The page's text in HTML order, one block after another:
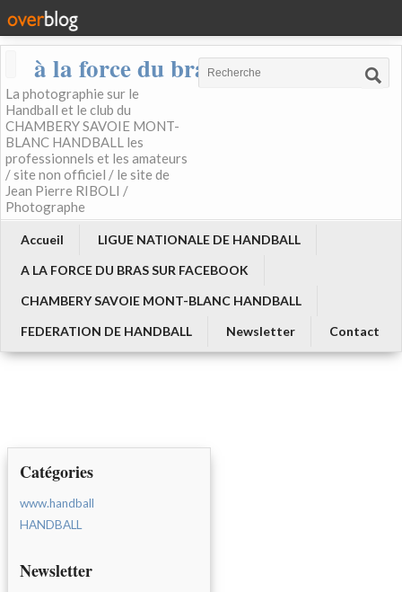
à la force du bras
La photographie sur le
Handball et le club du
CHAMBERY SAVOIE MONT-
BLANC HANDBALL les
professionnels et les amateurs
/ site non officiel / le site de
Jean Pierre RIBOLI /
Photographe
Accueil
LIGUE NATIONALE DE HANDBALL
A LA FORCE DU BRAS SUR FACEBOOK
CHAMBERY SAVOIE MONT-BLANC HANDBALL
FEDERATION DE HANDBALL
Newsletter Contact
Catégories
www.handball
HANDBALL
Newsletter